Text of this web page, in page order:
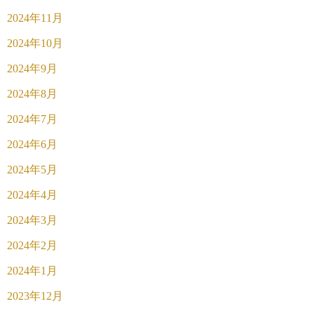
2024年11月
2024年10月
2024年9月
2024年8月
2024年7月
2024年6月
2024年5月
2024年4月
2024年3月
2024年2月
2024年1月
2023年12月